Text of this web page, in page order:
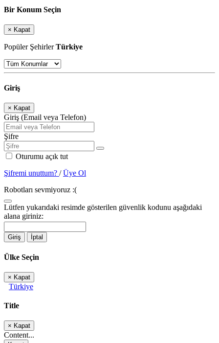
Bir Konum Seçin
× Kapat
Popüler ŞehirlerTürkiye
Giriş
× Kapat
Giriş (Email veya Telefon)
Şifre
Oturumu açık tut
Şifremi unuttum? /Üye Ol
Robotları sevmiyoruz :(
Lütfen yukarıdaki resimde gösterilen güvenlik kodunu aşağıdaki
alana giriniz:
Giriş İptal
Ülke Seçin
× Kapat
Türkiye
Title
× Kapat
Content...